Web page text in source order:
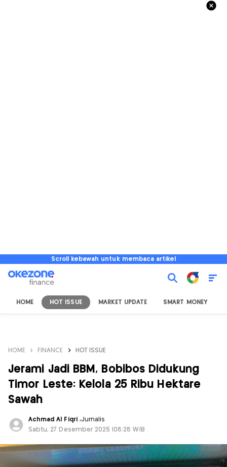
Scroll kebawah untuk membaca artikel
HOME HOT ISSUE MARKET UPDATE SMART MONEY
HOME FINANCE HOT ISSUE
Jerami Jadi BBM, Bobibos Didukung
Timor Leste: Kelola 25 Ribu Hektare
Sawah
Achmad Al Fiqri ,Jurnalis
Sabtu, 27 Desember 2025 |08:28 WIB